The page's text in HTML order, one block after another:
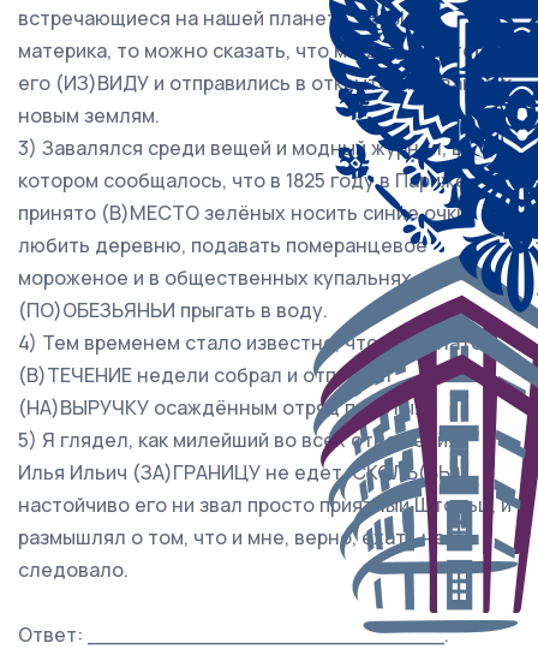
встречающиеся на нашей планете, (В)ВИДЕ
материка, то можно сказать, что мы давно потеряли
его (ИЗ)ВИДУ и отправились в открытое плавание к
новым землям.
3) Завалялся среди вещей и модный журнал, в
котором сообщалось, что в 1825 году в Париже
принято (В)МЕСТО зелёных носить синие очки,
любить деревню, подавать померанцевое
мороженое и в общественных купальнях
(ПО)ОБЕЗЬЯНЬИ прыгать в воду.
4) Тем временем стало известно, что губернатор
(В)ТЕЧЕНИЕ недели собрал и отправил
(НА)ВЫРУЧКУ осаждённым отряд пехоты.
5) Я глядел, как милейший во всех отношениях
Илья Ильич (ЗА)ГРАНИЦУ не едет, СКОЛЬ(БЫ)
настойчиво его ни звал просто приятный Штольц, и
размышлял о том, что и мне, верно, ехать не
следовало.
Ответ: ___________________________.